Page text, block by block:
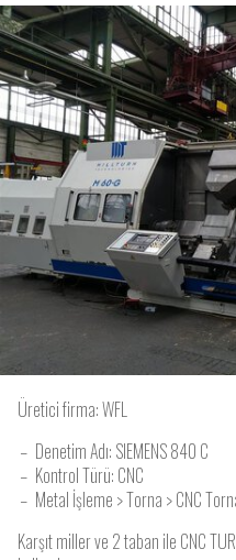
Üretici firma:WFL
Denetim Adı: SIEMENS 840 C
Kontrol Türü: CNC
Metal İşleme > Torna > CNC
Karşıt miller ve 2 taban ile CNC